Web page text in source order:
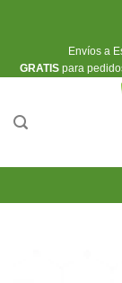
Envíos a
​GRATIS para